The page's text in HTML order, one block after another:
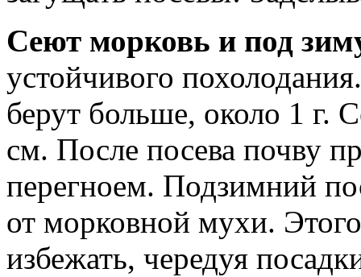
Сеют морковь и под
устойчивого
берут больше, около 1 г.
см. После посева почву
перегноем. Подзимний
от морковной мухи.
избежать, чередуя